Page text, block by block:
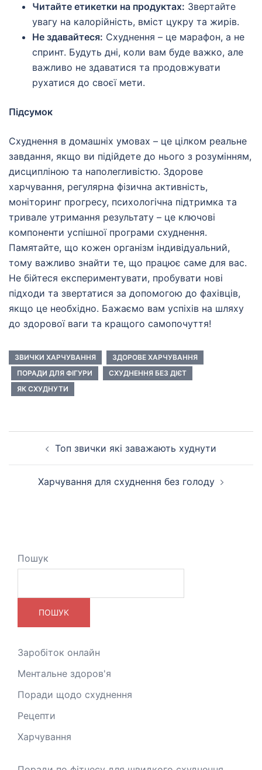
Читайте етикетки на продуктах: Звертайте
увагу на калорійність, вміст цукру та жирів.
Не здавайтеся: Схуднення – це марафон, а не
спринт. Будуть дні, коли вам буде важко, але
важливо не здаватися та продовжувати
рухатися до своєї мети.
Підсумок
Схуднення в домашніх умовах – це цілком реальне
завдання, якщо ви підійдете до нього з розумінням,
дисципліною та наполегливістю. Здорове
харчування, регулярна фізична активність,
моніторинг прогресу, психологічна підтримка та
тривале утримання результату – це ключові
компоненти успішної програми схуднення.
Памятайте, що кожен організм індивідуальний,
тому важливо знайти те, що працює саме для вас.
Не бійтеся експериментувати, пробувати нові
підходи та звертатися за допомогою до фахівців,
якщо це необхідно. Бажаємо вам успіхів на шляху
до здорової ваги та кращого самопочуття!
ЗВИЧКИ ХАРЧУВАННЯ
ЗДОРОВЕ ХАРЧУВАННЯ
ПОРАДИ ДЛЯ ФІГУРИ
СХУДНЕННЯ БЕЗ ДІЄТ
ЯК СХУДНУТИ
Навігація
по
запису
Топ звички які заважають худнути
Харчування для схуднення без голоду
Пошук
ПОШУК
Заробіток онлайн
Ментальне здоров'я
Поради щодо схуднення
Рецепти
Харчування